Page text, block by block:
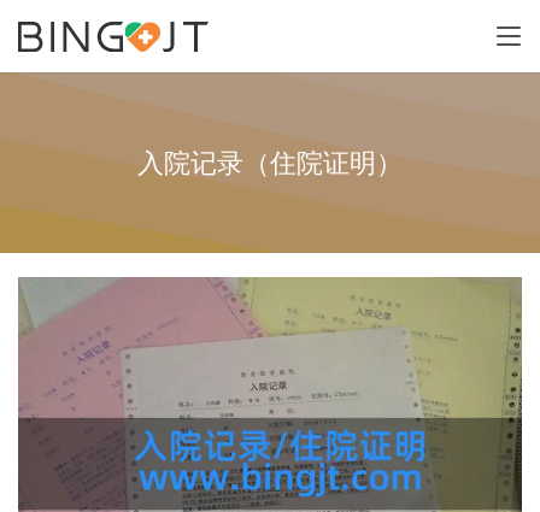
入院记录（住院证明）